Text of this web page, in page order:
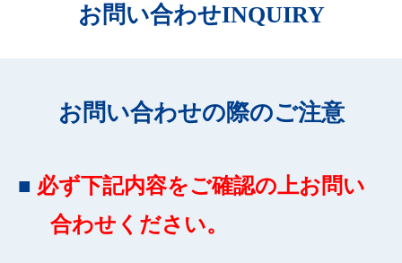
お問い合わせINQUIRY
お問い合わせの際のご注意
必ず下記内容をご確認の上お問い
合わせください。